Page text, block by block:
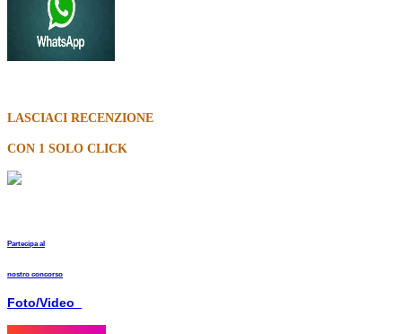
LASCIACI RECENZIONE
CON 1 SOLO CLICK
Partecipa al
nostro concorso
Foto/Video